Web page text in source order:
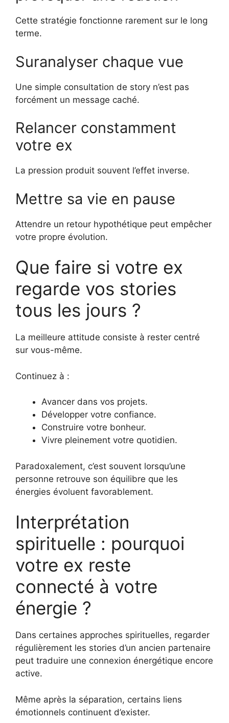
Cette stratégie fonctionne rarement sur le long
terme.
Suranalyser chaque vue
Une simple consultation de story n’est pas
forcément un message caché.
Relancer constamment
votre ex
La pression produit souvent l’effet inverse.
Mettre sa vie en pause
Attendre un retour hypothétique peut empêcher
votre propre évolution.
Que faire si votre ex
regarde vos stories
tous les jours ?
La meilleure attitude consiste à rester centré
sur vous-même.
Continuez à :
Avancer dans vos projets.
Développer votre confiance.
Construire votre bonheur.
Vivre pleinement votre quotidien.
Paradoxalement, c’est souvent lorsqu’une
personne retrouve son équilibre que les
énergies évoluent favorablement.
Interprétation
spirituelle : pourquoi
votre ex reste
connecté à votre
énergie ?
Dans certaines approches spirituelles, regarder
régulièrement les stories d’un ancien partenaire
peut traduire une connexion énergétique encore
active.
Même après la séparation, certains liens
émotionnels continuent d’exister.